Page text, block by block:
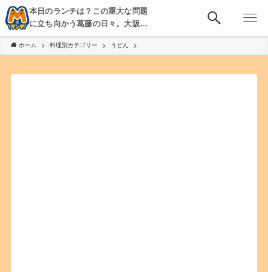
本日のランチは？この重大な問題
に立ち向かう葛藤の日々。大阪・
京都・神戸を中心とした食べ歩
き、飲み歩きを綴る。
ホーム 料理別カテゴリー うどん